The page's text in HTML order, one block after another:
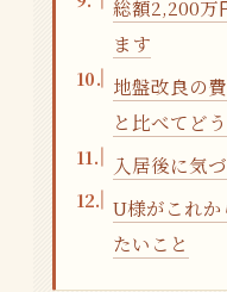
総額2,200万
ます
地盤改良の
と比べてど
入居後に気
U様がこれ
たいこと